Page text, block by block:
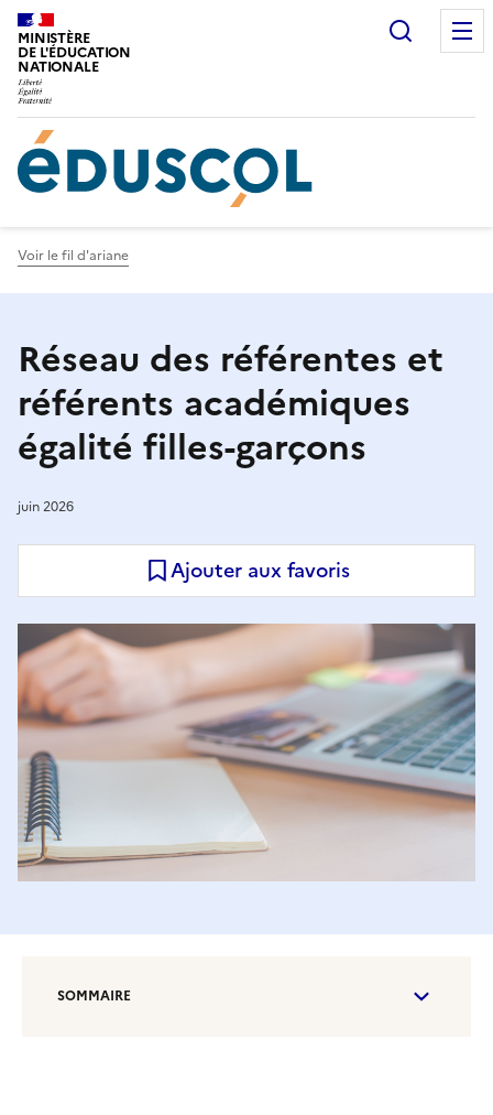
Gestion de vos préférences sur les cookies
MINISTÈRE
DE L'ÉDUCATION
NATIONALE
Voir le fil d'ariane
Réseau des référentes et
référents académiques
égalité filles-garçons
juin 2026
Ajouter aux favoris
SOMMAIRE